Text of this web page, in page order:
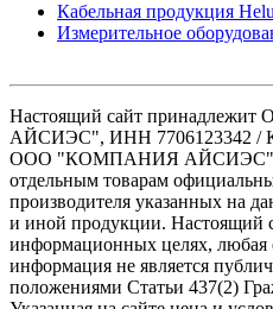
Кабельная продукция
Измерительное
Настоящий сайт
АЙСИЭС", ИНН 7706123342 /
ООО "КОМПАНИЯ АЙСИЭС"
отдельным товарам
производителя указанных на
и иной продукции. Настоящий
информационных целях, любая
информация не является
положениями Статьи 437(2)